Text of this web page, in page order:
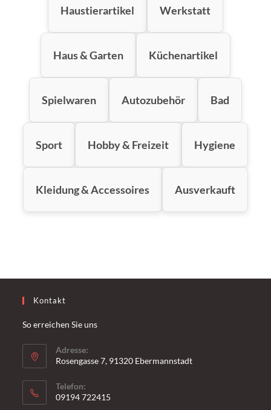
Haustierartikel Werkstatt
Haus & Garten Küchenartikel
Spielwaren Autozubehör Bad
Sport Hobby & Freizeit Hygiene
Kleidung & Accessoires Ausverkauft
Kontakt
So erreichen Sie uns
Adresse:
Rosengasse 7, 91320 Ebermannstadt
Telefon:
09194 722415